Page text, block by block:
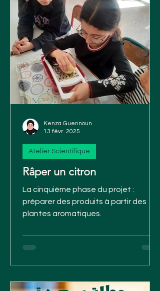
Râper un citron
La cinquième phase du projet :
préparer des produits à partir des
plantes aromatiques.
Atelier Scientifique
Kenza Guennoun
13 févr. 2025